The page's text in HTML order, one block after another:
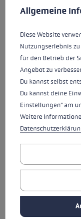
Questa T-shirt
perfetto per
traspirante
morbidezza
ottimale, sia
un maglione,
Allgemeine
Diese Website
Nutzungserlebnis
für den Betrieb der
Angebot zu
Du kannst selbst
Du kannst deine
Einstellungen" am
Weitere